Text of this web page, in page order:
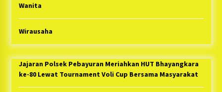
Wanita
Wirausaha
Jajaran Polsek Pebayuran Meriahkan HUT Bhayangkara
ke-80 Lewat Tournament Voli Cup Bersama Masyarakat